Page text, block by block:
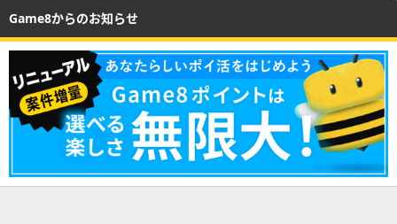
Game8からのお知らせ